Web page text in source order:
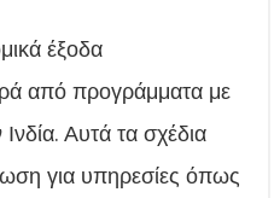
έξοδα
από προγράμματα με
Αυτά τα σχέδια
για υπηρεσίες όπως